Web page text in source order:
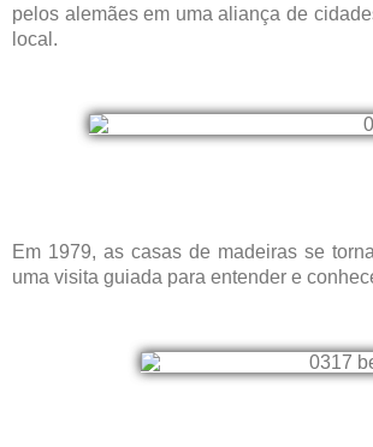
pelos alemães em uma aliança de
local.
Em 1979, as casas de madeiras se
uma visita guiada para entender e